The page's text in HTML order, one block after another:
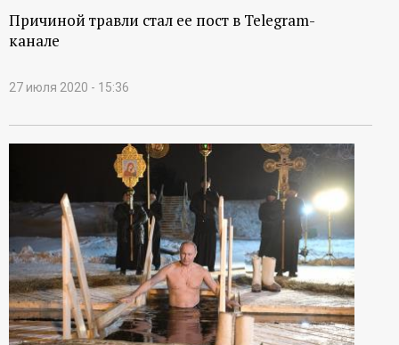
и
н
й
п
о
Причиной травли стал ее пост в Telegram-
канале
27 июля 2020 - 15:36